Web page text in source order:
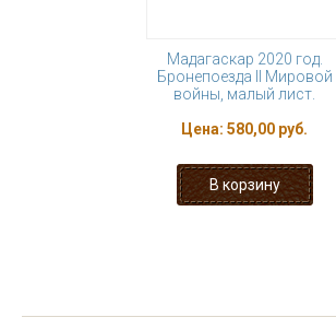
Мадагаскар 2020 год.
Бронепоезда II Мировой
войны, малый лист.
Цена: 580,00 руб.